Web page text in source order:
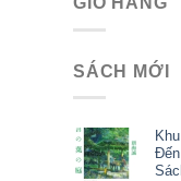
SÁCH MỚI